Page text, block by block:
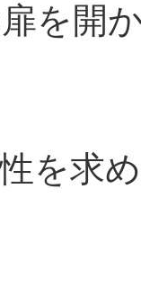
扉を開
を求